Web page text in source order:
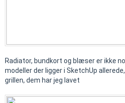
Radiator, bundkort og blæser er ikke
modeller der ligger i SketchUp
grillen, dem har jeg lavet